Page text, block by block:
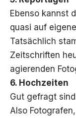
Ebenso kannst
quasi auf
Tatsächlich
Zeitschriften
agierenden
6. Hochzeiten
Gut gefragt
Also